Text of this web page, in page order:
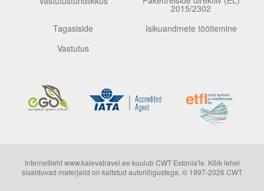
2015/2302
Tagasiside
Isikuandmete töötlemine
Vastutus
Internetileht www.kalevatravel.ee kuulub CWT Estonia'le. Kõik lehel
sisalduvad materjalid on kaitstud autoriõigustega. © 1997-2026 CWT